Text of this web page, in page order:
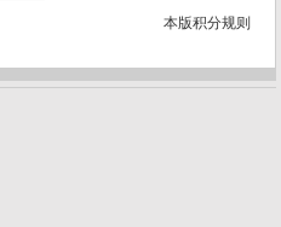
本版积分规则